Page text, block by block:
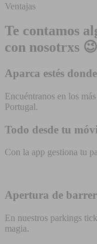
Ventajas
Te contamos
con nosotrxs 😉
Aparca estés donde
Encuéntranos en los
Portugal.
Todo desde tu
Con la app gestiona tu
Apertura de
En nuestros parkings
magia.